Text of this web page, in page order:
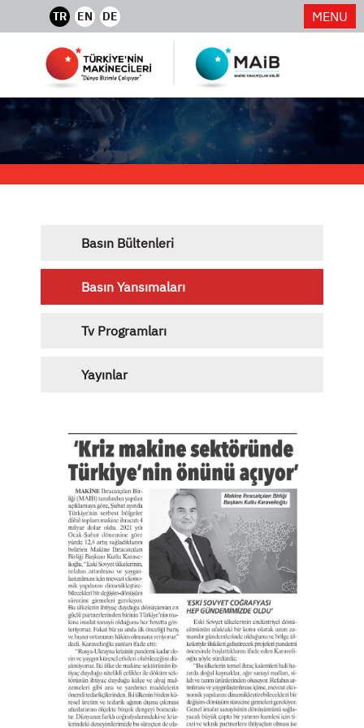
TR EN DE MENU
Basın Bültenleri
Basın Yansımaları
Tv Programları
Yayınlar